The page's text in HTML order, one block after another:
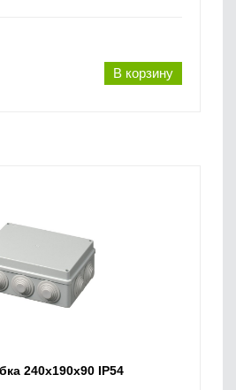
В корзину
240х190х90 IP54